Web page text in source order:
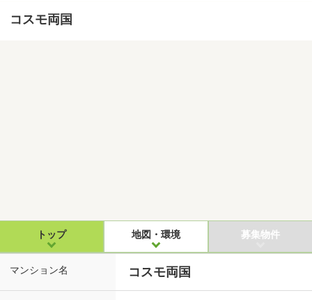
コスモ両国
トップ 地図・環境 募集物件
マンション名 コスモ両国